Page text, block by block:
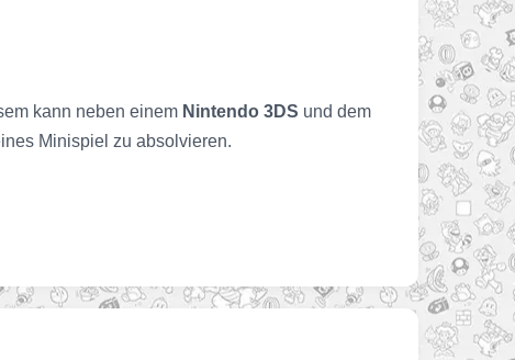
kann neben einem Nintendo 3DS und dem
Minispiel zu absolvieren.